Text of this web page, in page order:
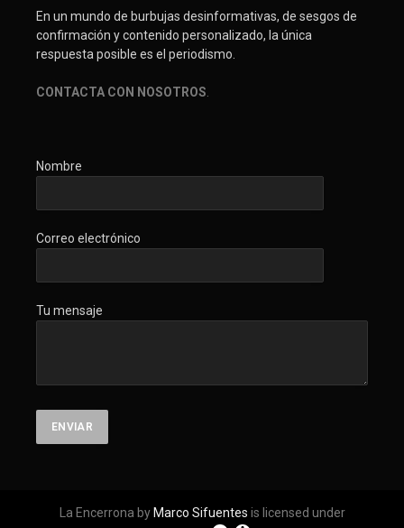
En un mundo de burbujas desinformativas, de sesgos de
confirmación y contenido personalizado, la única
respuesta posible es el periodismo.
CONTACTA CON NOSOTROS.
Nombre
Correo electrónico
Tu mensaje
La Encerrona by Marco Sifuentes is licensed under